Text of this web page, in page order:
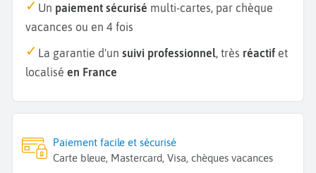
Un paiement sécurisé multi-cartes, par chèque
vacances ou en 4 fois
La garantie d'un suivi professionnel, très réactif et
localisé en France
Paiement facile et sécurisé
Carte bleue, Mastercard, Visa, chèques vacances